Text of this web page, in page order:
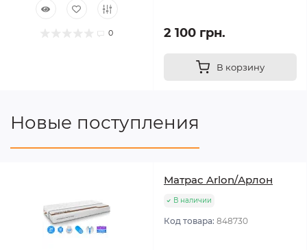
0 2 100 грн.
В корзину
Новые поступления
Матрас Arlon/Арлон
В наличии
Код товара: 848730